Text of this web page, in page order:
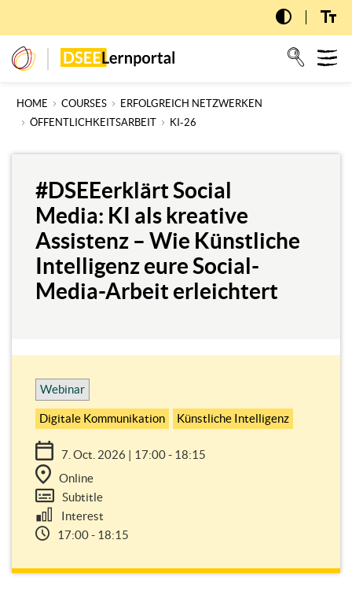
main
content
dseelernportal
HOME COURSES
ERFOLGREICH NETZWERKEN
ÖFFENTLICHKEITSARBEIT
KI-26
#DSEEerklärt Social
Media: KI als kreative
Assistenz – Wie Künstliche
Intelligenz eure Social-
Media-Arbeit erleichtert
Webinar
Digitale Kommunikation Künstliche Intelligenz
7. Oct. 2026 | 17:00 - 18:15
Online
Subtitle
Interest
17:00 - 18:15